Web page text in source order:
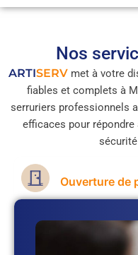
Nos
ARTISERVmet à votre
fiables et complets à
serruriers professionnels
efficaces pour
Ouverture de